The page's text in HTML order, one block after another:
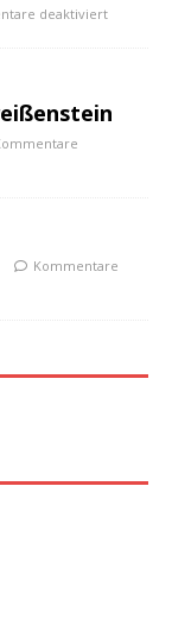
deaktiviert
Kommentare